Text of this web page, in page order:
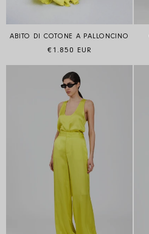
ABITO DI COTONE A PALLONCINO
Prezzo di listino
€1.850 EUR